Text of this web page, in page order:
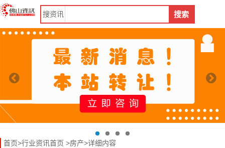
搜资讯 搜索
首页>行业资讯首页 >房产>详细内容